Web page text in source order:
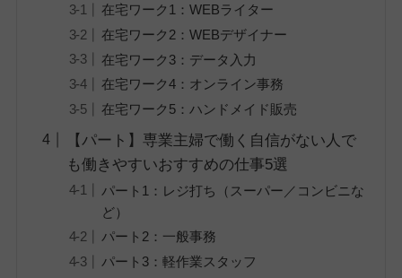
在宅ワーク1：WEBライター
在宅ワーク2：WEBデザイナー
在宅ワーク3：データ入力
在宅ワーク4：オンライン事務
在宅ワーク5：ハンドメイド販売
【パート】専業主婦で働く自信がない人で
も働きやすいおすすめの仕事5選
パート1：レジ打ち（スーパー／コンビニな
ど）
パート2：一般事務
パート3：軽作業スタッフ